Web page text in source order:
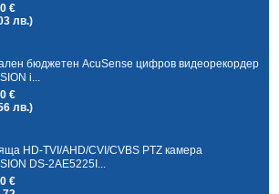
€
лв.)
бюджетен AcuSense цифров видеорекордер
i...
€
лв.)
HD-TVI/AHD/CVI/CVBS PTZ камера
DS-2AE5225I...
€